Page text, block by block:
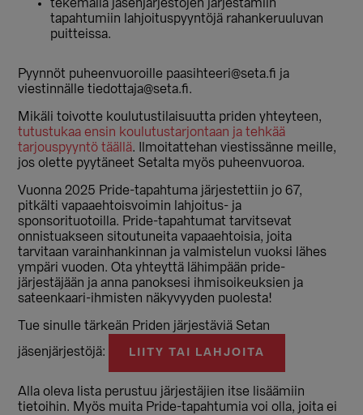
tekemällä jäsenjärjestöjen järjestämiin
tapahtumiin lahjoituspyyntöjä rahankeruuluvan
puitteissa.
Pyynnöt puheenvuoroille paasihteeri@seta.fi ja
viestinnälle tiedottaja@seta.fi.
Mikäli toivotte koulutustilaisuutta priden yhteyteen,
tutustukaa ensin koulutustarjontaan ja tehkää
tarjouspyyntö täällä. Ilmoitattehan viestissänne meille,
jos olette pyytäneet Setalta myös puheenvuoroa.
Vuonna 2025 Pride-tapahtuma järjestettiin jo 67,
pitkälti vapaaehtoisvoimin lahjoitus- ja
sponsorituotoilla. Pride-tapahtumat tarvitsevat
onnistuakseen sitoutuneita vapaaehtoisia, joita
tarvitaan varainhankinnan ja valmistelun vuoksi lähes
ympäri vuoden. Ota yhteyttä lähimpään pride-
järjestäjään ja anna panoksesi ihmisoikeuksien ja
sateenkaari-ihmisten näkyvyyden puolesta!
Tue sinulle tärkeän Priden järjestäviä Setan
jäsenjärjestöjä:
LIITY TAI LAHJOITA
Alla oleva lista perustuu järjestäjien itse lisäämiin
tietoihin. Myös muita Pride-tapahtumia voi olla, joita ei